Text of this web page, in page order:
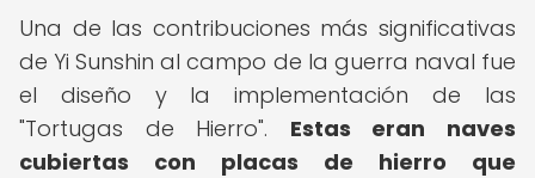
Una de las contribuciones más significativas
de Yi Sunshin al campo de la guerra naval fue
el diseño y la implementación de las
"Tortugas de Hierro". Estas eran naves
cubiertas con placas de hierro que